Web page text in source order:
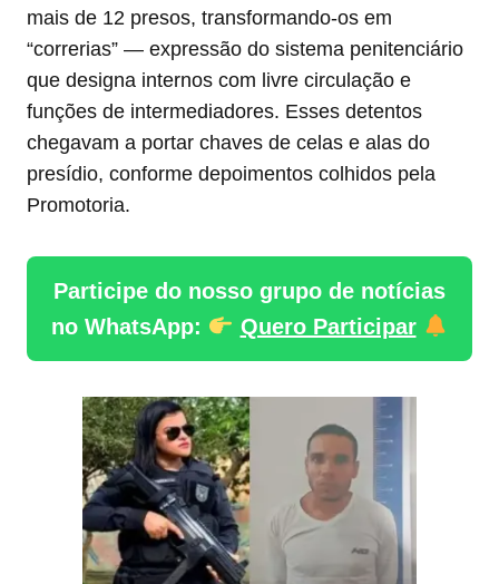
mais de 12 presos, transformando-os em
“correrias” — expressão do sistema penitenciário
que designa internos com livre circulação e
funções de intermediadores. Esses detentos
chegavam a portar chaves de celas e alas do
presídio, conforme depoimentos colhidos pela
Promotoria.
Participe do nosso grupo de notícias
no WhatsApp:
Quero Participar